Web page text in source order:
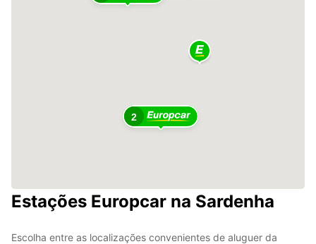
2
Estações Europcar na Sardenha
Escolha entre as localizações convenientes de aluguer da